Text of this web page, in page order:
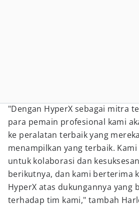
"Dengan HyperX sebagai mitra
para pemain profesional kami
ke peralatan terbaik yang
menampilkan yang terbaik.
untuk kolaborasi dan
berikutnya, dan kami berterima
HyperX atas dukungannya yang
terhadap tim kami," tambah